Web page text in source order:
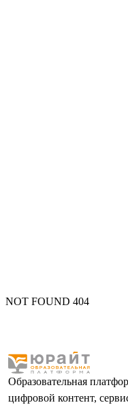
NOT FOUND 404
Образовательная
цифровой контент,